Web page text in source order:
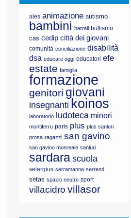
ales animazione autismo
bambini barrali bullismo
cas cedip città dei giovani
comunità conciliazione disabilità
dsa educare oggi educatori efe
estate famiglia
formazione
genitori giovani
insegnanti koinos
laboratorio ludoteca minori
montiferru paris plus plus sanluri
prosa ragazzi san gavino
san gavino monreale sanluri
sardara scuola
selargius serramanna serrenti
setas spazio neutro sport
villacidro villasor